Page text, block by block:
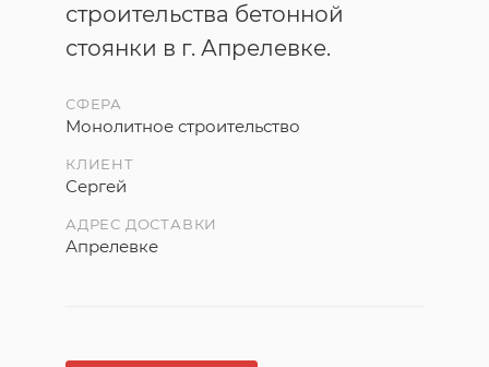
строительства бетонной
стоянки в г. Апрелевке.
СФЕРА
Монолитное строительство
КЛИЕНТ
Сергей
АДРЕС ДОСТАВКИ
Апрелевке